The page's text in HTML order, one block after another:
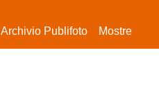
Archivio Publifoto Mostre